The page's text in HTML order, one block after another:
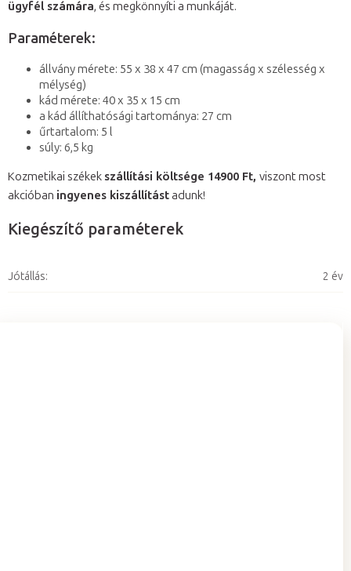
ügyfél számára, és megkönnyíti a munkáját.
Paraméterek:
állvány mérete: 55 x 38 x 47 cm (magasság x szélesség x
mélység)
kád mérete: 40 x 35 x 15 cm
a kád állíthatósági tartománya: 27 cm
űrtartalom: 5 l
súly: 6,5 kg
Kozmetikai székek szállítási költsége 14900 Ft, viszont most
akcióban ingyenes kiszállítástadunk!
Kiegészítő paraméterek
Jótállás: 2 év